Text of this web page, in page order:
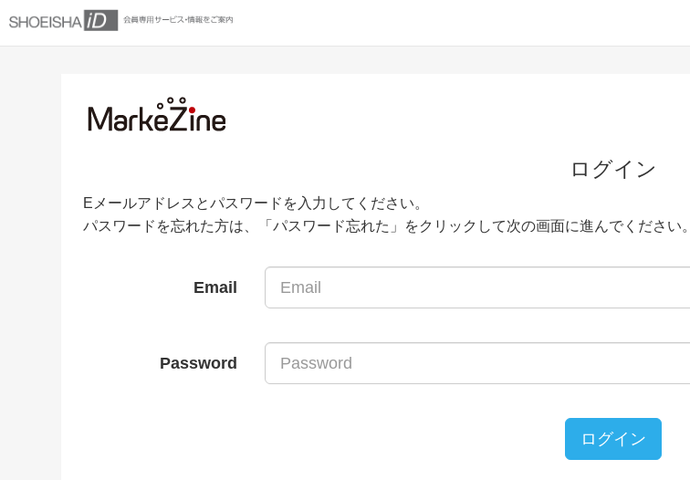
ログイン
Eメールアドレスとパスワードを入力してください。
パスワードを忘れた方は、「パスワード忘れた」をクリックして次の画面に進んでください。
Email
Password
ログイン